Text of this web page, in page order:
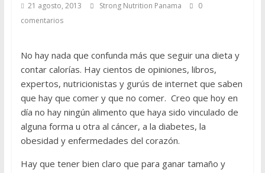
21 agosto, 2013 Strong Nutrition Panama
0
comentarios
No hay nada que confunda más que seguir una dieta y
contar calorías. Hay cientos de opiniones, libros,
expertos, nutricionistas y gurús de internet que saben
que hay que comer y que no comer. Creo que hoy en
día no hay ningún alimento que haya sido vinculado de
alguna forma u otra al cáncer, a la diabetes, la
obesidad y enfermedades del corazón.
Hay que tener bien claro que para ganar tamaño y